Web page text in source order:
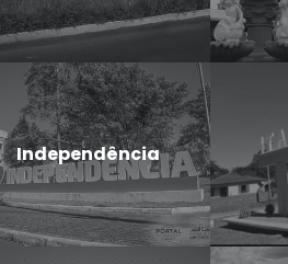
Independência